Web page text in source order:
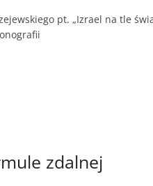
pt. „Izrael na tle
zdalnej